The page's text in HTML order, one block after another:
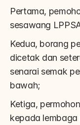
Pertama,
sesawang
Kedua, borang
dicetak dan
senarai semak
bawah;
Ketiga,
kepada lembaga